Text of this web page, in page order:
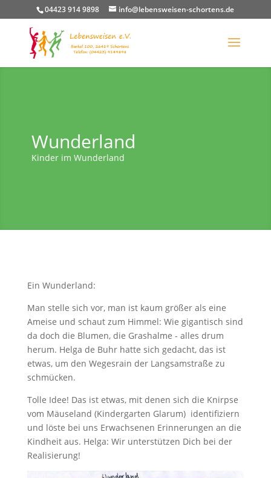
04423 914 9898 info@lebensweisen-schortens.de
Wunderland
Kinder im Wunderland
Ein Wunderland:
Man stelle sich vor, man ist kaum größer als eine
Ameise und schaut zum Himmel: Wie gigantisch sind
da doch die Blumen, die Grashalme - alles drum
herum. Helga de Buhr hatte sich gedacht, das ist
etwas, um den Wegesrain der Langsamstraße zu
schmücken.
Tolle Idee! Das ist etwas, mit denen sich die Knirpse
vom Mäuseland (Kindergarten Glarum) identifiziern
und löste bei uns Erwachsenen Erinnerungen an die
Kindheit aus. Helga: Wir unterstützen Dich bei der
Realisierung!